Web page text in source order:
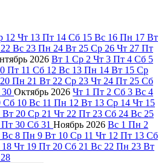
12 Чт 13 Пт 14 Сб 15 Вс 16 Пн 17 Вт
22 Вс 23 Пн 24 Вт 25 Ср 26 Чт 27 Пт
2026 Вт 1 Ср 2 Чт 3 Пт 4 Сб 5
Пт 11 Сб 12 Вс 13 Пн 14 Вт 15 Ср
20 Пн 21 Вт 22 Ср 23 Чт 24 Пт 25 Сб
30 Октябрь 2026 Чт 1 Пт 2 Сб 3 Вс 4
Сб 10 Вс 11 Пн 12 Вт 13 Ср 14 Чт 15
Вт 20 Ср 21 Чт 22 Пт 23 Сб 24 Вс 25
Пт 30 Сб 31 Ноябрь 2026 Вс 1 Пн 2
Вс 8 Пн 9 Вт 10 Ср 11 Чт 12 Пт 13 Сб
18 Чт 19 Пт 20 Сб 21 Вс 22 Пн 23 Вт
28